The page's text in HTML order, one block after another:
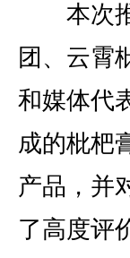
本次推
团、云霄
和媒体代
成的枇杷
产品，并
了高度评